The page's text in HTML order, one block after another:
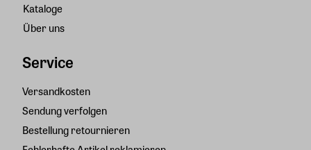
Kataloge
Über uns
Service
Versandkosten
Sendung verfolgen
Bestellung retournieren